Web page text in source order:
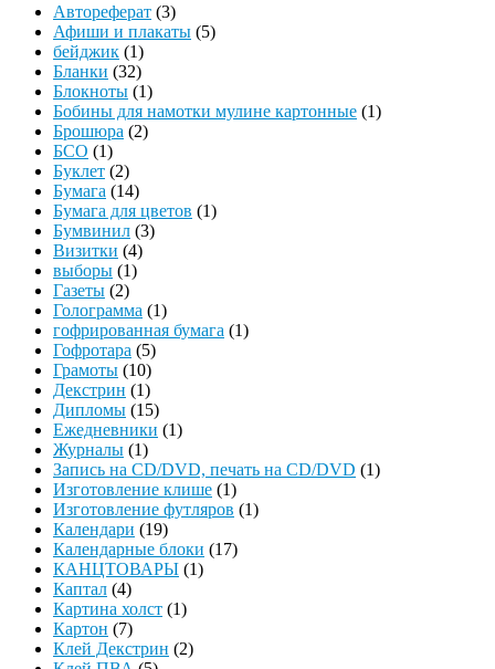
Автореферат (3)
Афиши и плакаты (5)
бейджик (1)
Бланки (32)
Блокноты (1)
Бобины для намотки мулине картонные (1)
Брошюра (2)
БСО (1)
Буклет (2)
Бумага (14)
Бумага для цветов (1)
Бумвинил (3)
Визитки (4)
выборы (1)
Газеты (2)
Голограмма (1)
гофрированная бумага (1)
Гофротара (5)
Грамоты (10)
Декстрин (1)
Дипломы (15)
Ежедневники (1)
Журналы (1)
Запись на CD/DVD, печать на CD/DVD (1)
Изготовление клише (1)
Изготовление футляров (1)
Календари (19)
Календарные блоки (17)
КАНЦТОВАРЫ (1)
Каптал (4)
Картина холст (1)
Картон (7)
Клей Декстрин (2)